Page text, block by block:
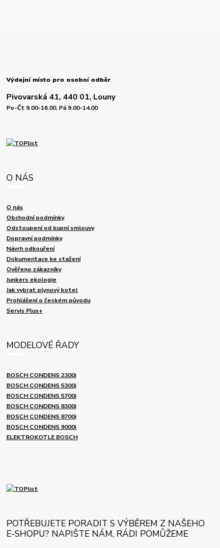
Výdejní místo pro osobní odběr
Pivovarská 41, 440 01, Louny
Po-Čt 9.00-16.00, Pá 9.00-14.00
O NÁS
O nás
Obchodní podmínky
Odstoupení od kupní smlouvy
Dopravní podmínky
Návrh odkouření
Dokumentace ke stažení
Ověřeno zákazníky
Junkers ekologie
Jak vybrat plynový kotel
Prohlášení o českém původu
Servis Plus+
MODELOVÉ ŘADY
BOSCH CONDENS 2300i
BOSCH CONDENS 5300i
BOSCH CONDENS 5700i
BOSCH CONDENS 8300i
BOSCH CONDENS 8700i
BOSCH CONDENS 9000i
ELEKTROKOTLE BOSCH
POTŘEBUJETE PORADIT S VÝBĚREM Z NAŠEHO
E-SHOPU? NAPIŠTE NÁM, RÁDI POMŮŽEME